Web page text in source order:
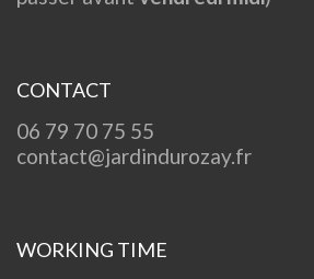
CONTACT
06 79 70 75 55
contact@jardindurozay.fr
WORKING TIME